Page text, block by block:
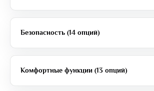
Безопасность (14 опций)
Комфортные функции (13 опций)